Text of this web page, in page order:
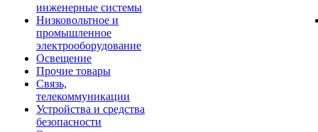
инженерные системы
Низковольтное и
промышленное
электрооборудование
Освещение
Прочие товары
Связь,
телекоммуникации
Устройства и средства
безопасности